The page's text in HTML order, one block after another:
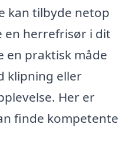
kan tilbyde netop
en herrefrisør i dit
en praktisk måde
klipning eller
Her er
finde kompetente